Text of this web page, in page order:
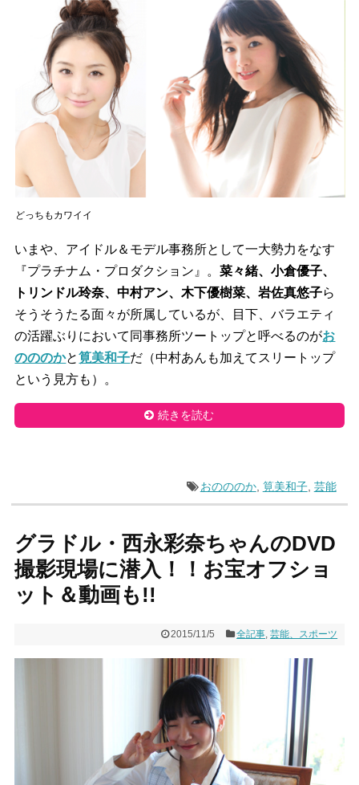
どっちもカワイイ
いまや、アイドル＆モデル事務所として一大勢力をなす
『プラチナム・プロダクション』。菜々緒、小倉優子、
トリンドル玲奈、中村アン、木下優樹菜、岩佐真悠子ら
そうそうたる面々が所属しているが、目下、バラエティ
の活躍ぶりにおいて同事務所ツートップと呼べるのがお
のののかと筧美和子だ（中村あんも加えてスリートップ
という見方も）。
続きを読む
おのののか, 筧美和子, 芸能
グラドル・西永彩奈ちゃんのDVD
撮影現場に潜入！！お宝オフショ
ット＆動画も!!
2015/11/5 全記事,芸能、スポーツ